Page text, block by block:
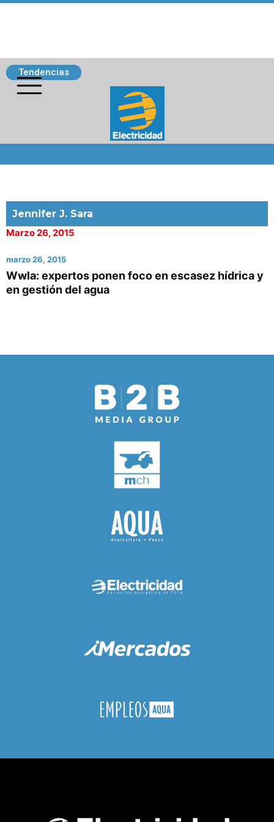
Tendencias
Jennifer J. Sara
Marzo 26, 2015
marzo 26, 2015
Wwla: expertos ponen foco en escasez hídrica y
en gestión del agua